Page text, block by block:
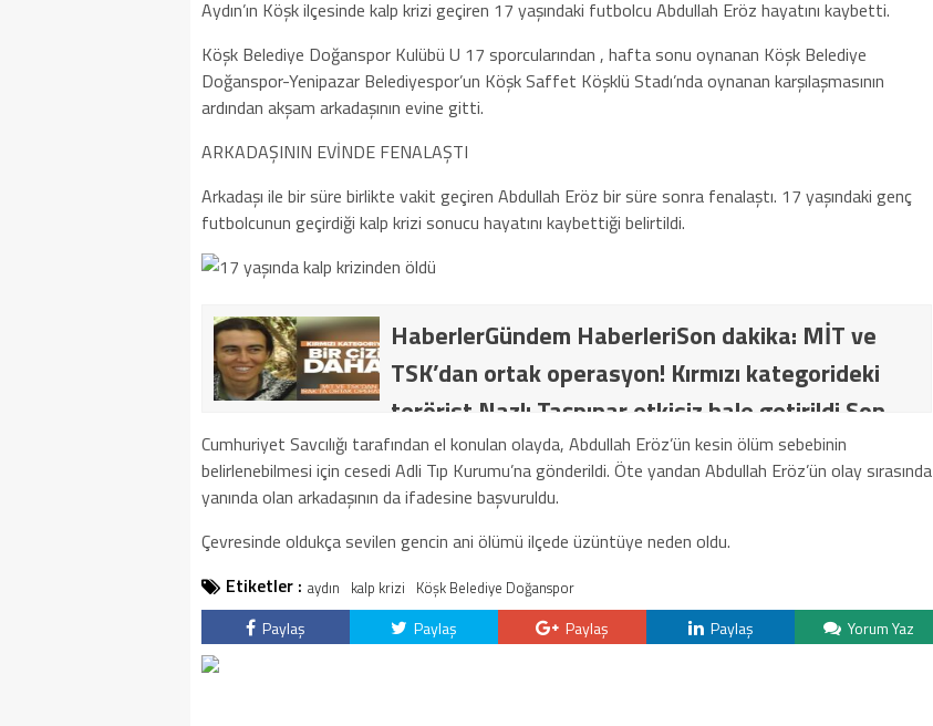
Aydın’ın Köşk ilçesinde kalp krizi geçiren 17 yaşındaki futbolcu Abdullah Eröz hayatını kaybetti.
Köşk Belediye Doğanspor Kulübü U 17 sporcularından , hafta sonu oynanan Köşk Belediye
Doğanspor-Yenipazar Belediyespor’un Köşk Saffet Köşklü Stadı’nda oynanan karşılaşmasının
ardından akşam arkadaşının evine gitti.
ARKADAŞININ EVİNDE FENALAŞTI
Arkadaşı ile bir süre birlikte vakit geçiren Abdullah Eröz bir süre sonra fenalaştı. 17 yaşındaki genç
futbolcunun geçirdiği kalp krizi sonucu hayatını kaybettiği belirtildi.
HaberlerGündem HaberleriSon dakika: MİT ve
TSK’dan ortak operasyon! Kırmızı kategorideki
terörist Nazlı Taşpınar etkisiz hale getirildi Son
dakika: MİT ve TSK’dan ortak operasyon! Kırmızı
kategorideki terörist Nazlı Taşpınar etkisiz hale
Cumhuriyet Savcılığı tarafından el konulan olayda, Abdullah Eröz’ün kesin ölüm sebebinin
belirlenebilmesi için cesedi Adli Tıp Kurumu’na gönderildi. Öte yandan Abdullah Eröz’ün olay sırasında
yanında olan arkadaşının da ifadesine başvuruldu.
Çevresinde oldukça sevilen gencin ani ölümü ilçede üzüntüye neden oldu.
Etiketler : aydın kalp krizi Köşk Belediye Doğanspor
Paylaş Paylaş Paylaş Paylaş Yorum Yaz